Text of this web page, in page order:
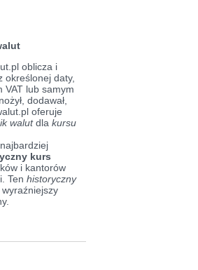
oblicza i
określonej daty,
VAT lub samym
dodawał,
oferuje
walutdla kursu
kurs
i kantorów
Ten historyczny